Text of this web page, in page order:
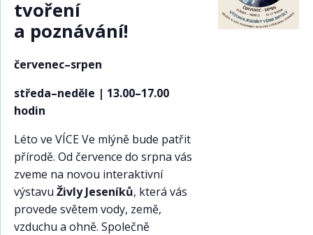
tvoření
a poznávání!
červenec–srpen
středa–neděle | 13.00–17.00
hodin
Léto ve VÍCE Ve mlýně bude patřit
přírodě. Od července do srpna vás
zveme na novou interaktivní
výstavu Živly Jeseníků, která vás
provede světem vody, země,
vzduchu a ohně. Společně